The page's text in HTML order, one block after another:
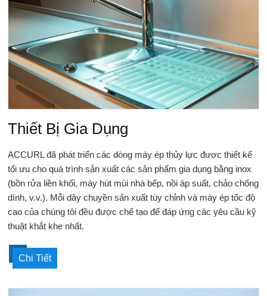
Thiết Bị Gia Dụng
ACCURL đã phát triển các dòng máy ép thủy lực được thiết kế
tối ưu cho quá trình sản xuất các sản phẩm gia dụng bằng inox
(bồn rửa liền khối, máy hút mùi nhà bếp, nồi áp suất, chảo chống
dính, v.v.). Mỗi dây chuyền sản xuất tùy chỉnh và máy ép tốc độ
cao của chúng tôi đều được chế tạo để đáp ứng các yêu cầu kỹ
thuật khắt khe nhất.
Chi Tiết